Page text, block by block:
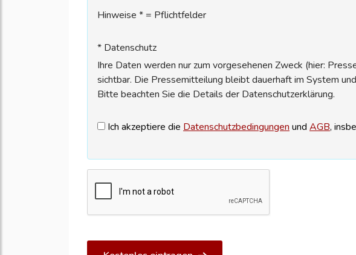
Hinweise * = Pflichtfelder
* Datenschutz
Ihre Daten werden nur zum vorgesehenen Zweck (hier:
sichtbar. Die Pressemitteilung bleibt dauerhaft im System
Bitte beachten Sie die Details der Datenschutzerklärung.
Ich akzeptiere die Datenschutzbedingungen und AGB,